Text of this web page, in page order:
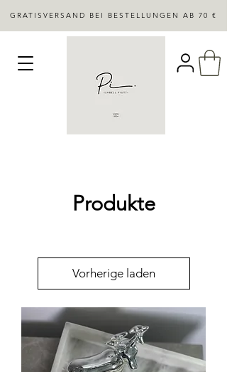
GRATISVERSAND BEI BESTELLUNGEN AB 70 €
Produkte
Vorherige laden